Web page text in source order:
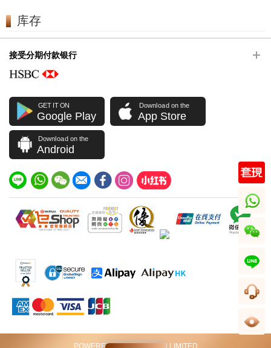
库存
接受分期付款银行
GET IT ON
Google Play
Download on the
App Store
Download on the
Android
POWERED BY VIP STATION LIMITED